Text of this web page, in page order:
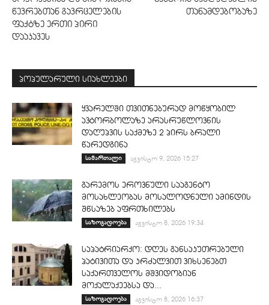
წევრებთან გავრცელების
ფაქტზე ერთი პირი
დააკავეს
თანამდებობაზე
პოპულარული სიახლეები
ყვარელში თვითნებურად მოწყობილ
ავტორბოლაზე არასრუწლოვნის
დაღუპვის საქმეზე 2 პირს ბრალი
წარედგინა
სამართალი აგვისტო 9, 2026 15:27
გარემოს ეროვნული სააგენტო
მოსახლეობას მოსალოდნელი ამინდის
შწსაზებ აფრთხილებს
საზოგადოება აგვისტო 8, 2026 19:34
საპატრიარქო: დღეს განსაკუთრებული
პატივითა და კრძალვით ვიხსენებთ
საქართველოს მშვიდობიან
მოქალაქეებსა და...
საზოგადოება აგვისტო 8, 2026 16:37